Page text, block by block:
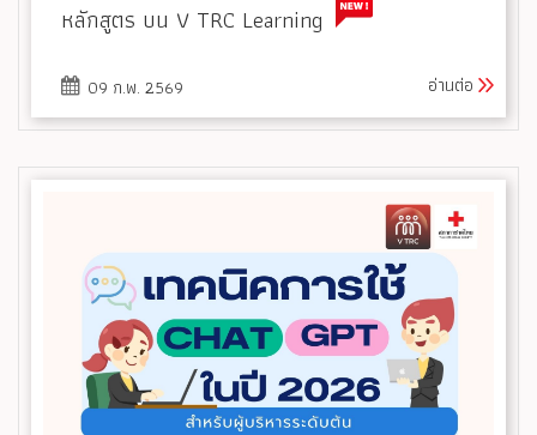
หลักสูตร บน V TRC Learning
09 ก.พ. 2569 อ่านต่อ